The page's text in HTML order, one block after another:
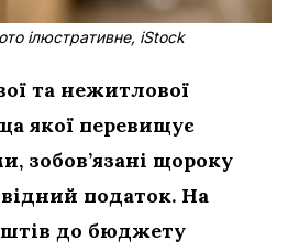
ілюстративне, iStock
та нежитлової
якої перевищує
зобов’язані щороку
податок. На
до бюджету